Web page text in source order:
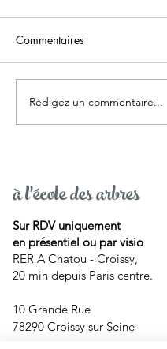
Podcast "Vulvées"
interview David Blin
Commentaires
Rédigez un commentaire...
à l'école des arbres
Sur RDV uniquement
en présentiel ou par visio
RER A Chatou - Croissy,
20 min depuis Paris centre.
10 Grande Rue
78290 Croissy sur Seine